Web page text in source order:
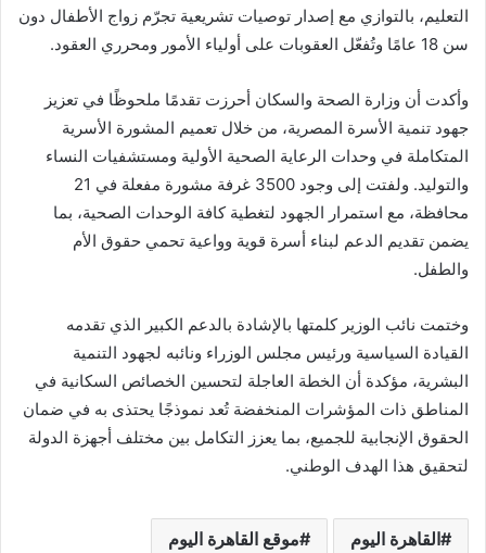
التعليم، بالتوازي مع إصدار توصيات تشريعية تجرّم زواج الأطفال دون
سن 18 عامًا وتُفعّل العقوبات على أولياء الأمور ومحرري العقود.
وأكدت أن وزارة الصحة والسكان أحرزت تقدمًا ملحوظًا في تعزيز
جهود تنمية الأسرة المصرية، من خلال تعميم المشورة الأسرية
المتكاملة في وحدات الرعاية الصحية الأولية ومستشفيات النساء
والتوليد. ولفتت إلى وجود 3500 غرفة مشورة مفعلة في 21
محافظة، مع استمرار الجهود لتغطية كافة الوحدات الصحية، بما
يضمن تقديم الدعم لبناء أسرة قوية وواعية تحمي حقوق الأم
والطفل.
وختمت نائب الوزير كلمتها بالإشادة بالدعم الكبير الذي تقدمه
القيادة السياسية ورئيس مجلس الوزراء ونائبه لجهود التنمية
البشرية، مؤكدة أن الخطة العاجلة لتحسين الخصائص السكانية في
المناطق ذات المؤشرات المنخفضة تُعد نموذجًا يحتذى به في ضمان
الحقوق الإنجابية للجميع، بما يعزز التكامل بين مختلف أجهزة الدولة
لتحقيق هذا الهدف الوطني.
القاهرة اليوم موقع القاهرة اليوم